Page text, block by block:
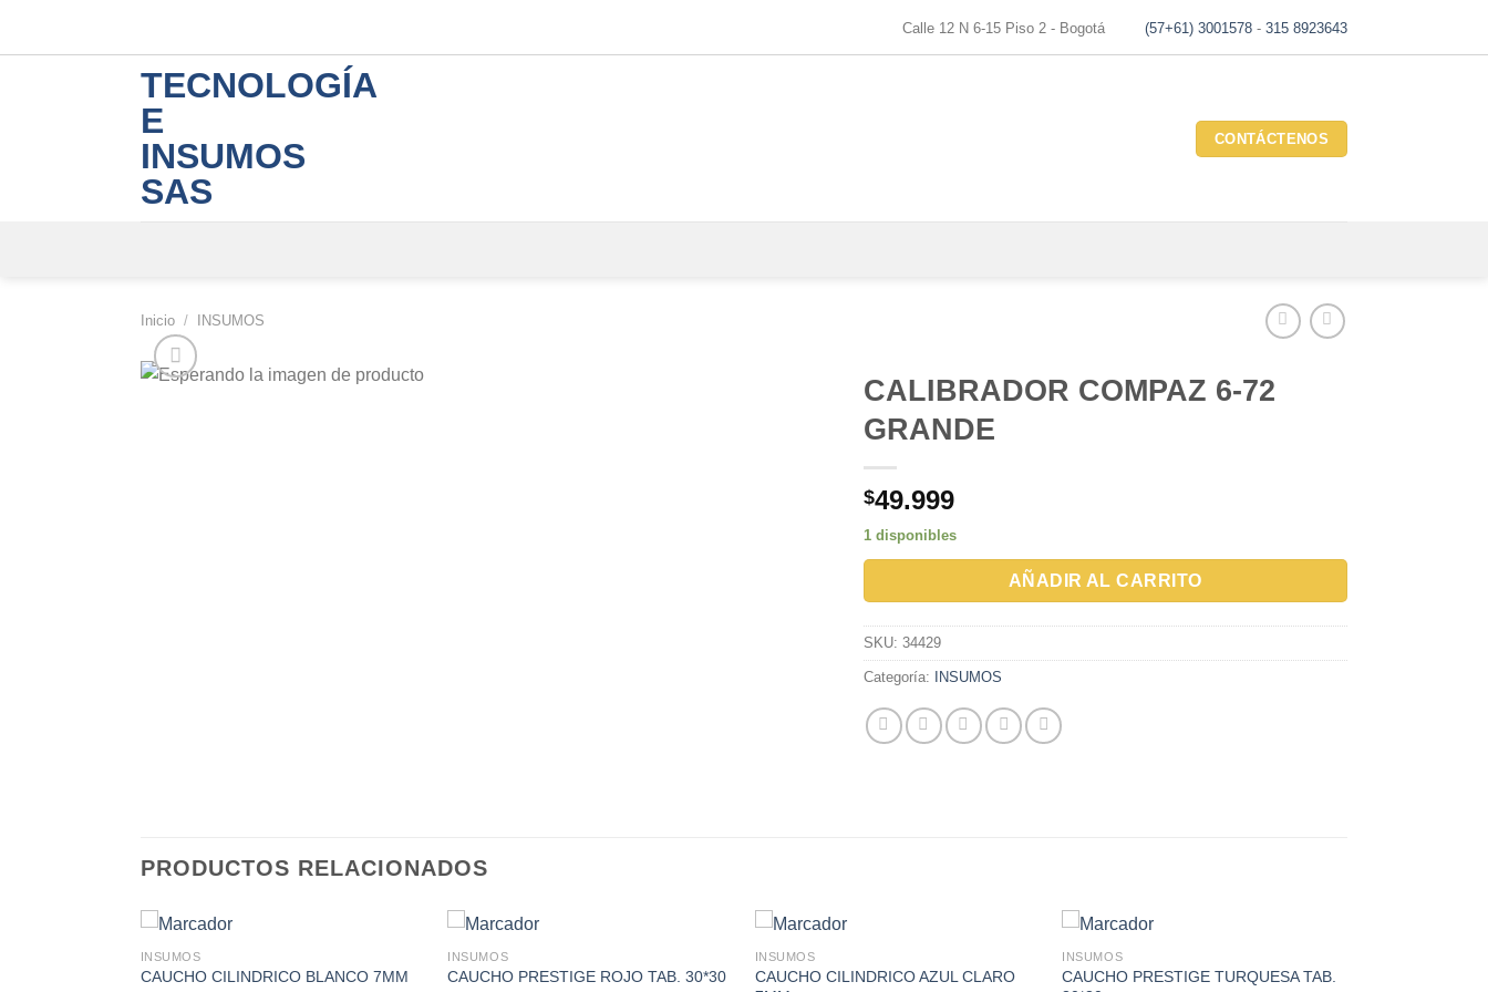
Calle 12 N 6-15 Piso 2 - Bogotá (57+61) 3001578 - 315 8923643
TECNOLOGÍA
E
INSUMOS
SAS
CONTÁCTENOS
Inicio / INSUMOS
CALIBRADOR COMPAZ 6-72
GRANDE
$49.999
1 disponibles
AÑADIR AL CARRITO
SKU:34429
Categoría: INSUMOS
PRODUCTOS RELACIONADOS
INSUMOS
CAUCHO CILINDRICO BLANCO 7MM
INSUMOS
CAUCHO PRESTIGE ROJO TAB. 30*30
INSUMOS
CAUCHO CILINDRICO AZUL CLARO
INSUMOS
CAUCHO PRESTIGE TURQUESA TAB.